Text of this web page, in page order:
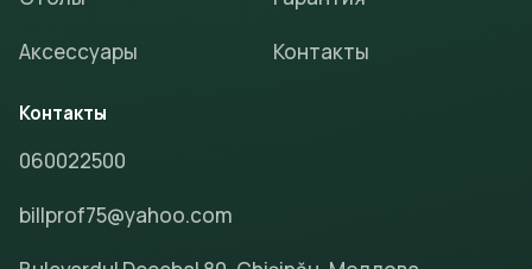
Аксессуары
Контакты
Контакты
060022500
billprof75@yahoo.com